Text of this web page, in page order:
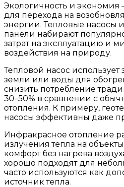
Экологичность и
для перехода на
энергии. Тепловые насосы
панели набирают
затрат на эксплуатацию и
воздействия на природу.
Тепловой насос использует
земли или воды для
снизить потребление
30–50% в сравнении с
отопления. К примеру,
насосы эффективны даже
Инфракрасное отопление
излучения тепла на
комфорт без нагрева
хорошо подходят для
часто используются как
источник тепла.